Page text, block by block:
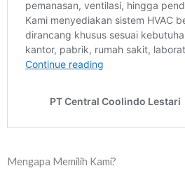
Mengapa Memilih Kami?